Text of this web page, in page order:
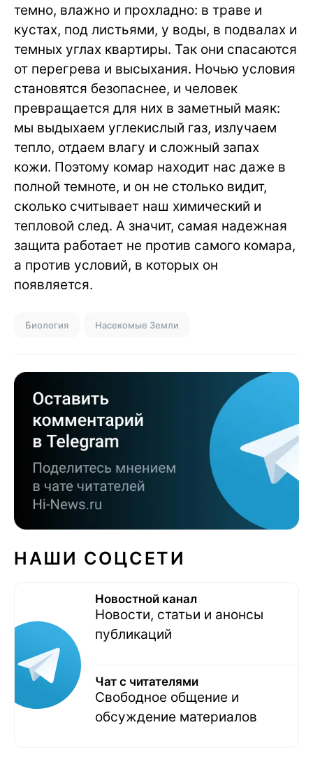
темно, влажно и прохладно: в траве и
кустах, под листьями, у воды, в подвалах и
темных углах квартиры. Так они спасаются
от перегрева и высыхания. Ночью условия
становятся безопаснее, и человек
превращается для них в заметный маяк:
мы выдыхаем углекислый газ, излучаем
тепло, отдаем влагу и сложный запах
кожи. Поэтому комар находит нас даже в
полной темноте, и он не столько видит,
сколько считывает наш химический и
тепловой след. А значит, самая надежная
защита работает не против самого комара,
а против условий, в которых он
появляется.
Биология Насекомые Земли
НАШИ СОЦСЕТИ
Новостной канал
Новости, статьи и анонсы
публикаций
Чат с читателями
Свободное общение и
обсуждение материалов